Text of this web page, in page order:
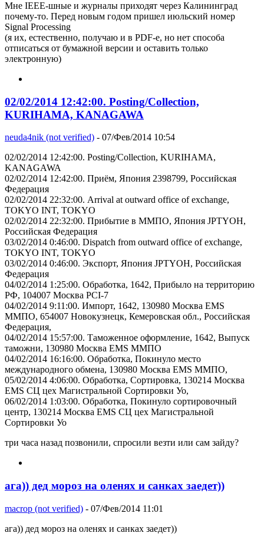
Мне IEEE-шные и журналы приходят через Калининград
почему-то. Перед новым годом пришел июльский номер
Signal Processing
(я их, естественно, получаю и в PDF-е, но нет способа
отписаться от бумажной версии и оставить только
электронную)
02/02/2014 12:42:00. Posting/Collection,
KURIHAMA, KANAGAWA
neuda4nik (not verified) - 07/Фев/2014 10:54
02/02/2014 12:42:00. Posting/Collection, KURIHAMA,
KANAGAWA
02/02/2014 12:42:00. Приём, Япония 2398799, Российская
Федерация
02/02/2014 22:32:00. Arrival at outward office of exchange,
TOKYO INT, TOKYO
02/02/2014 22:32:00. Прибытие в ММПО, Япония JPTYOH,
Российская Федерация
03/02/2014 0:46:00. Dispatch from outward office of exchange,
TOKYO INT, TOKYO
03/02/2014 0:46:00. Экспорт, Япония JPTYOH, Российская
Федерация
04/02/2014 1:25:00. Обработка, 1642, Прибыло на территорию
РФ, 104007 Москва PCI-7
04/02/2014 9:11:00. Импорт, 1642, 130980 Москва EMS
ММПО, 654007 Новокузнецк, Кемеровская обл., Российская
Федерация,
04/02/2014 15:57:00. Таможенное оформление, 1642, Выпуск
таможни, 130980 Москва EMS ММПО
04/02/2014 16:16:00. Обработка, Покинуло место
международного обмена, 130980 Москва EMS ММПО,
05/02/2014 4:06:00. Обработка, Сортировка, 130214 Москва
EMS СЦ цех Магистральной Сортировки Уо,
06/02/2014 1:03:00. Обработка, Покинуло сортировочный
центр, 130214 Москва EMS СЦ цех Магистральной
Сортировки Уо
три часа назад позвонили, спросили везти или сам зайду?
ага)) дед мороз на оленях и санках заедет))
macrop (not verified) - 07/Фев/2014 11:01
ага)) дед мороз на оленях и санках заедет))